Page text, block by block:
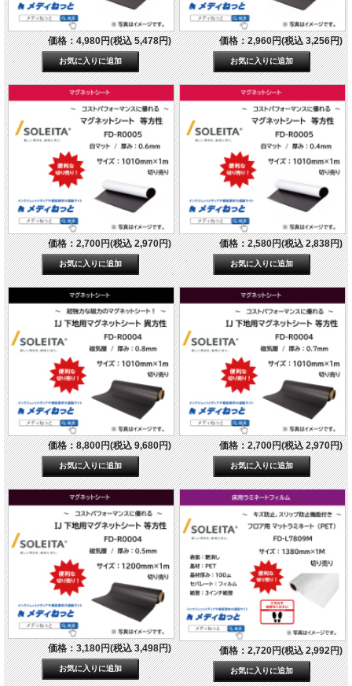
価格：4,980円(税込 5,478円) 価格：2,960円(税込 3,256円)
価格：2,700円(税込 2,970円) 価格：2,580円(税込 2,838円)
価格：8,800円(税込 9,680円) 価格：2,700円(税込 2,970円)
価格：3,180円(税込 3,498円) 価格：2,720円(税込 2,992円)